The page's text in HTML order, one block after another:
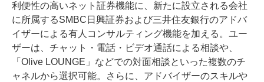
利便性の高いネット証券機能に、新たに設立される会社
に所属するSMBC日興証券および三井住友銀行のアドバ
イザーによる有人コンサルティング機能を加える。ユー
ザーは、チャット・電話・ビデオ通話による相談や、
「Olive LOUNGE」などでの対面相談といった複数のチ
ャネルから選択可能。さらに、アドバイザーのスキルや